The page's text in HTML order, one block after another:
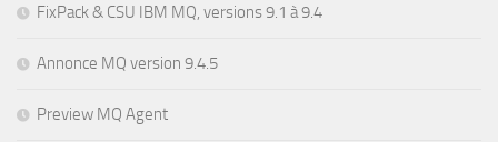
FixPack & CSU IBM MQ, versions 9.1 à 9.4
Annonce MQ version 9.4.5
Preview MQ Agent